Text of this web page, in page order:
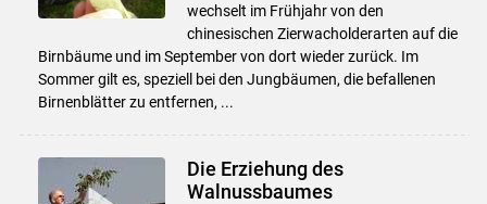
wechselt im Frühjahr von den
chinesischen Zierwacholderarten auf die
Birnbäume und im September von dort wieder zurück. Im
Sommer gilt es, speziell bei den Jungbäumen, die befallenen
Birnenblätter zu entfernen, ...
Die Erziehung des
Walnussbaumes